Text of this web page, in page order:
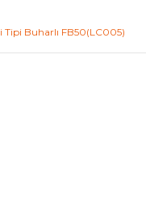
Buharlı FB50(LC005)